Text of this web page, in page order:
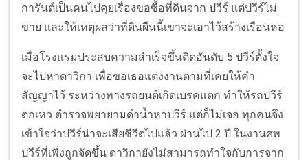
การันต์เป็นคนไปคุยเรื่องขอซื้อที่ดินจาก ปวีร์ แต่ปวีร์ไม่
ขาย และให้เหตุผลว่าที่ดินผืนนี้เขาจะเอาไว้สร้างเรือนหอ
เมื่อโรงแรมประสบความสำเร็จขึ้นติดอันดับ 5 ปวีร์ตั้งใจ
จะไปหาดาวิกา เพื่อขอเธอแต่งงานตามที่เคยให้คำ
สัญญาไว้ ระหว่างทางรถยนต์เกิดเบรคแตก ทำให้รถปวีร์
ตกเหว ตำรวจพยายามดำน้ำหาปวีร์ แต่ก็ไม่เจอ ทุกคนจึง
เข้าใจว่าปวีร์น่าจะเสียชีวีตไปแล้ว ผ่านไป 2 ปี ในงานศพ
ปวีร์ที่เพิ่งถูกจัดขึ้น ดาวิกายังไม่สามารถทำใจกับการจาก